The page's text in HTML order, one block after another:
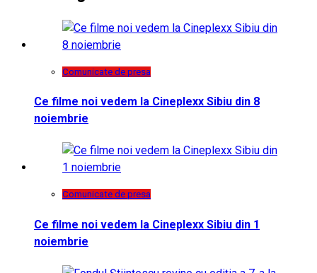
Comunicate de presa
Ce filme noi vedem la Cineplexx Sibiu din 8
noiembrie
Comunicate de presa
Ce filme noi vedem la Cineplexx Sibiu din 1
noiembrie